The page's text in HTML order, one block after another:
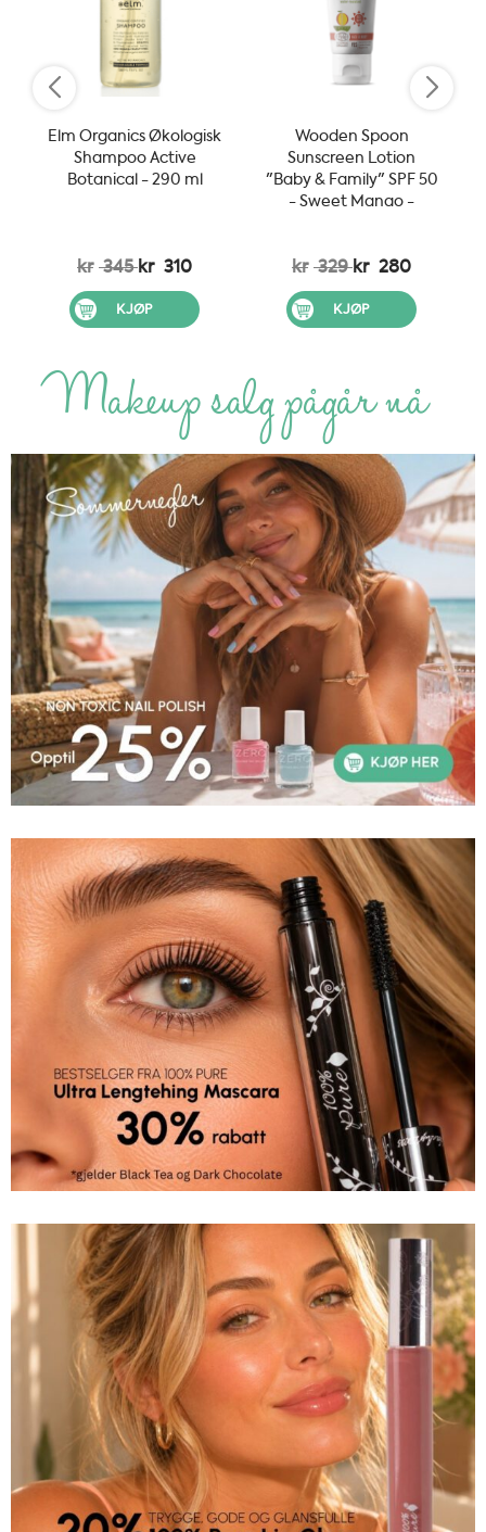
Elm Organics Økologisk
Shampoo Active
Botanical - 290 ml
kr 345 kr 310
KJØP
Wooden Spoon
Sunscreen Lotion
"Baby & Family" SPF 50
- Sweet Mango -
kr 329 kr 280
KJØP
Makeup salg pågår nå